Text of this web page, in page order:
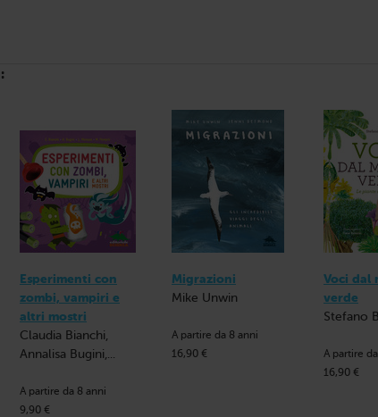
Esperimenti con
zombi, vampiri e
altri mostri
Claudia Bianchi,
Annalisa Bugini,...
A partire da 8 anni
9,90 €
Migrazioni
Mike Unwin
A partire da 8 anni
16,90 €
Voci dal
verde
Stefano
A partire
16,90 €